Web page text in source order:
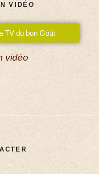
VIDÉO
TV du bon Goût
vidéo